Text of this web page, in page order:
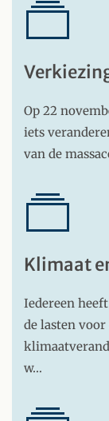
Op 22
iets
van de
Klimaat
Iedereen
de lasten
w…